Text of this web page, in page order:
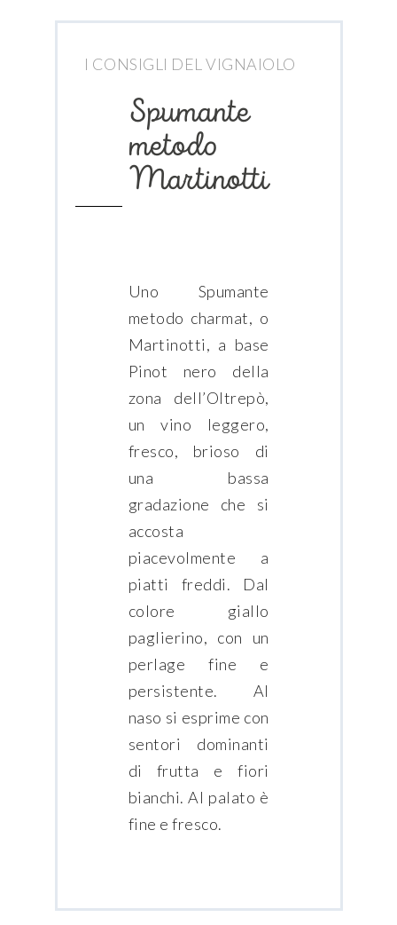
I CONSIGLI DEL VIGNAIOLO
Spumante
metodo
Martinotti
Uno Spumante
metodo charmat, o
Martinotti, a base
Pinot nero della
zona dell’Oltrepò,
un vino leggero,
fresco, brioso di
una bassa
gradazione che si
accosta
piacevolmente a
piatti freddi. Dal
colore giallo
paglierino, con un
perlage fine e
persistente. Al
naso si esprime con
sentori dominanti
di frutta e fiori
bianchi. Al palato è
fine e fresco.